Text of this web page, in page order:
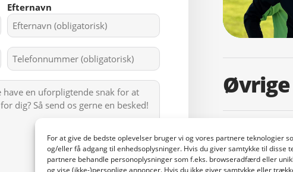
For at give de bedste oplevelser bruger vi og vores partnere teknologier
og/eller få adgang til enhedsoplysninger. Hvis du giver samtykke til disse
partnere behandle personoplysninger som f.eks. browseradfærd eller
og vise (ikke-)personlige annoncer. Hvis du ikke giver samtykke eller
Efternavn
Telefoonnummer
8567